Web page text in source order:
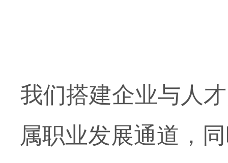
我们搭建企业与人
属职业发展通道，